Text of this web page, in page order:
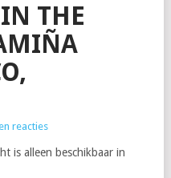
THE
reacties
is alleen beschikbaar in